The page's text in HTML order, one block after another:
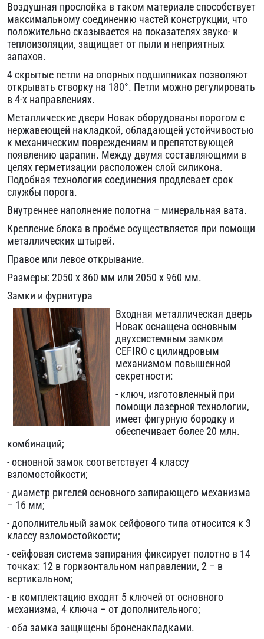
Воздушная прослойка в таком материале способствует
максимальному соединению частей конструкции, что
положительно сказывается на показателях звуко- и
теплоизоляции, защищает от пыли и неприятных
запахов.
4 скрытые петли на опорных подшипниках позволяют
открывать створку на 180°. Петли можно регулировать
в 4-х направлениях.
Металлические двери Новак оборудованы порогом с
нержавеющей накладкой, обладающей устойчивостью
к механическим повреждениям и препятствующей
появлению царапин. Между двумя составляющими в
целях герметизации расположен слой силикона.
Подобная технология соединения продлевает срок
службы порога.
Внутреннее наполнение полотна – минеральная вата.
Крепление блока в проёме осуществляется при помощи
металлических штырей.
Правое или левое открывание.
Размеры: 2050 x 860 мм или 2050 x 960 мм.
Замки и фурнитура
Входная металлическая дверь
Новак оснащена основным
двухсистемным замком
CEFIRO с цилиндровым
механизмом повышенной
секретности:
- ключ, изготовленный при
помощи лазерной технологии,
имеет фигурную бородку и
обеспечивает более 20 млн.
комбинаций;
- основной замок соответствует 4 классу
взломостойкости;
- диаметр ригелей основного запирающего механизма
– 16 мм;
- дополнительный замок сейфового типа относится к 3
классу взломостойкости;
- сейфовая система запирания фиксирует полотно в 14
точках: 12 в горизонтальном направлении, 2 – в
вертикальном;
- в комплектацию входят 5 ключей от основного
механизма, 4 ключа – от дополнительного;
- оба замка защищены броненакладками.